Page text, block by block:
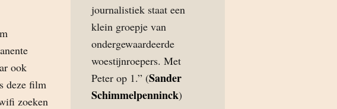
ook
deze film
zoeken
journalistiek staat een
klein groepje van
ondergewaardeerde
woestijnroepers. Met
Peter op 1.” (Sander
Schimmelpenninck)